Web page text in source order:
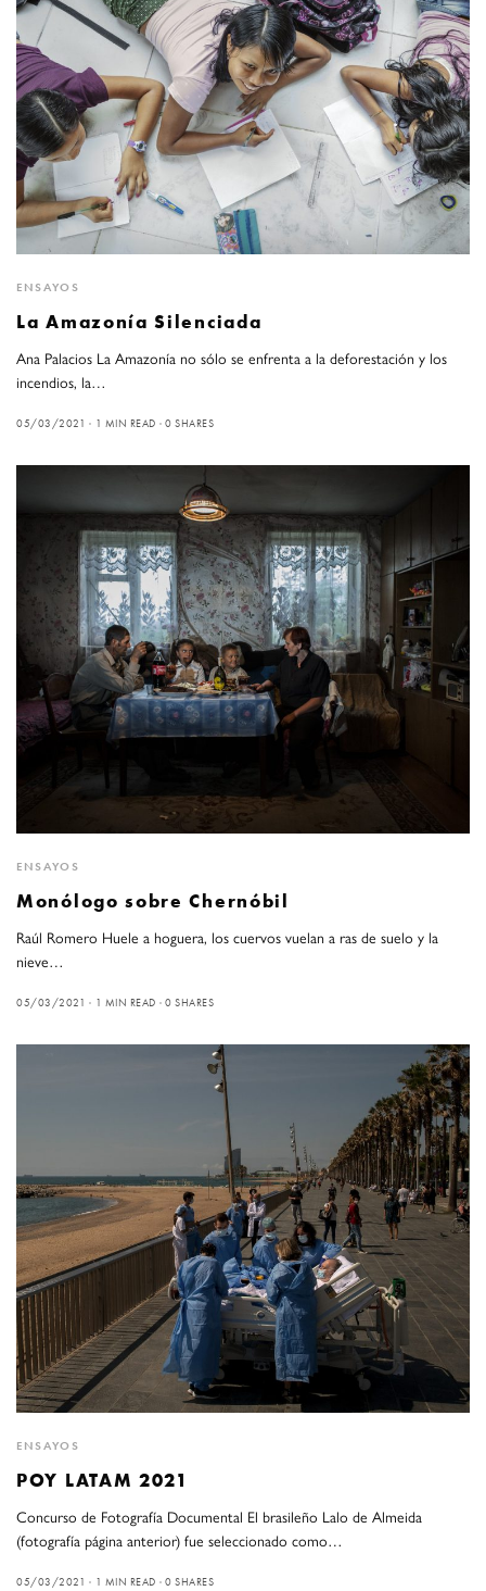
ENSAYOS
La Amazonía Silenciada
Ana Palacios La Amazonía no sólo se enfrenta a la deforestación y los
incendios, la…
05/03/2021 1 MIN READ 0 SHARES
ENSAYOS
Monólogo sobre Chernóbil
Raúl Romero Huele a hoguera, los cuervos vuelan a ras de suelo y la
nieve…
05/03/2021 1 MIN READ 0 SHARES
ENSAYOS
POY LATAM 2021
Concurso de Fotografía Documental El brasileño Lalo de Almeida
(fotografía página anterior) fue seleccionado como…
05/03/2021 1 MIN READ 0 SHARES